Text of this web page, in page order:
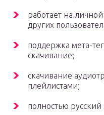
работает на
других
поддержка мета-
скачивание;
скачивание
плейлистами;
полностью